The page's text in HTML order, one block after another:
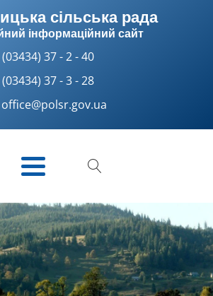
сільська рада
інформаційний сайт
(03434) 37 - 2 - 40
(03434) 37 - 3 - 28
office@polsr.gov.ua